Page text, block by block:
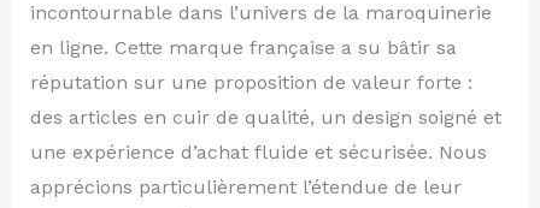
incontournable dans l’univers de la maroquinerie
en ligne. Cette marque française a su bâtir sa
réputation sur une proposition de valeur forte :
des articles en cuir de qualité, un design soigné et
une expérience d’achat fluide et sécurisée. Nous
apprécions particulièrement l’étendue de leur